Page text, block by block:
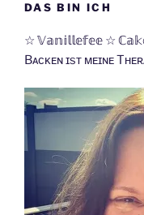
DAS BIN ICH
☆ 𝕍𝕒𝕟𝕚𝕝𝕝𝕖𝕗𝕖𝕖 ☆
Bᴀᴄᴋᴇɴ ɪsᴛ ᴍᴇɪɴᴇ